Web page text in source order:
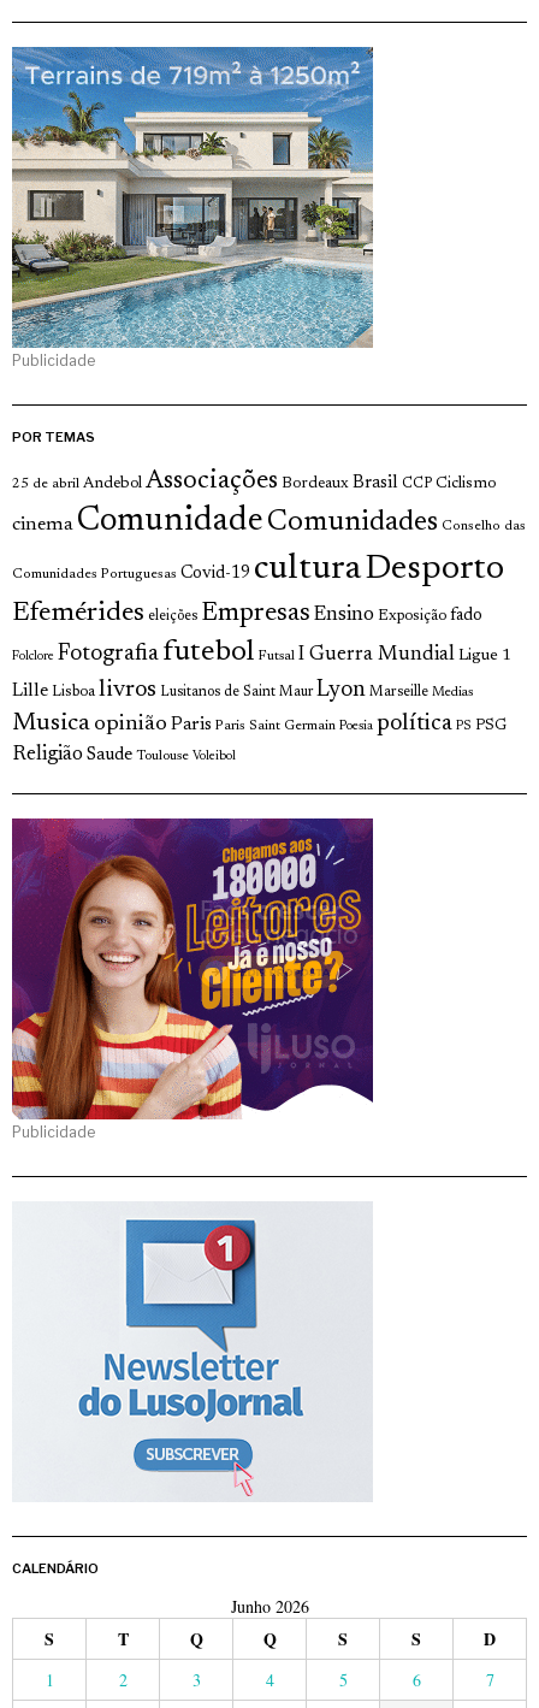
Publicidade
POR TEMAS
25 de abril Andebol Associações Bordeaux Brasil CCP Ciclismo
cinema Comunidade Comunidades Conselho das
Comunidades Portuguesas Covid-19 culturaDesporto
Efemérides eleições Empresas Ensino Exposição fado
Folclore Fotografia futebol Futsal I Guerra Mundial Ligue 1
Lille Lisboa livros Lusitanos de Saint Maur Lyon Marseille Medias
Musica opinião Paris Paris Saint Germain Poesia política PS PSG
Religião Saude Toulouse Voleibol
Publicidade
CALENDÁRIO
Junho 2026
S T Q Q S S D
1 2 3 4 5 6 7